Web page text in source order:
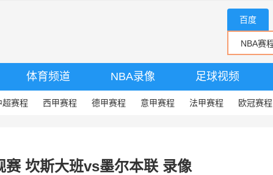
百度
体育频道 NBA录像 足球视频
超赛程 西甲赛程 德甲赛程 意甲赛程 法甲赛程 欧冠赛程
赛 坎斯大班vs墨尔本联 录像